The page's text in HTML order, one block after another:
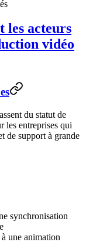
les acteurs
vidéo
du statut de
les entreprises qui
de support à grande
synchronisation
à une animation